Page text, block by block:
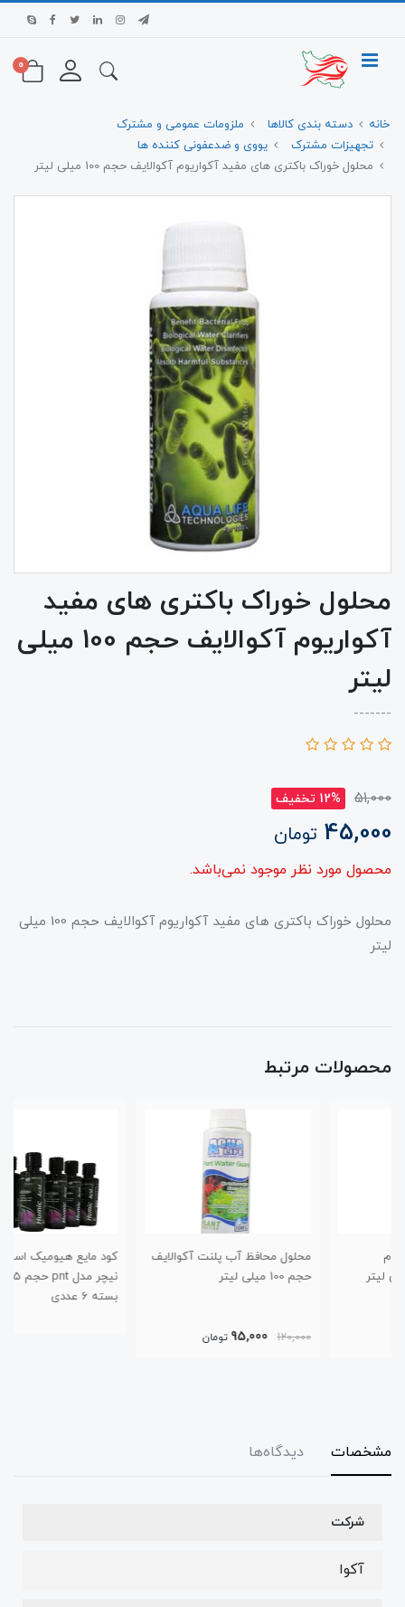
0
خانه دسته بندی کالاها
ملزومات عمومی و مشترک
تجهیزات مشترک
یووی و ضدعفونی کننده ها
محلول خوراک باکتری های مفید آکواریوم آکوالایف حجم 100 میلی لیتر
محلول خوراک باکتری های مفید
آکواریوم آکوالایف حجم 100 میلی
لیتر
-------
51,000 12% تخفیف
45,000 تومان
محصول مورد نظر موجود نمی‌باشد.
محلول خوراک باکتری های مفید آکواریوم آکوالایف حجم 100 میلی
لیتر
محصولات مرتبط
محلول محافظ آب پلنت آکوالایف
حجم 100 میلی لیتر
95,000 تومان
کود مایع هیومیک اسید پروتکت
نیچر مدل pnt حجم 125 میلی لیتر
مشخصات دیدگاه‌ها
شرکت
آکوا